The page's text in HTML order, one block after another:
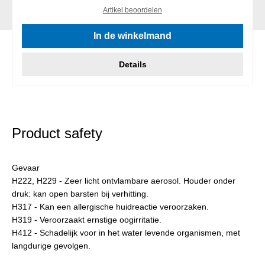
Artikel beoordelen
In de winkelmand
Details
Product safety
Gevaar
H222, H229 - Zeer licht ontvlambare aerosol. Houder onder
druk: kan open barsten bij verhitting.
H317 - Kan een allergische huidreactie veroorzaken.
H319 - Veroorzaakt ernstige oogirritatie.
H412 - Schadelijk voor in het water levende organismen, met
langdurige gevolgen.